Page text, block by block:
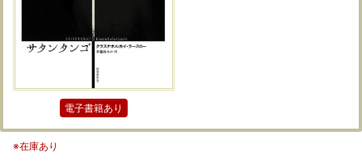
電子書籍あり
※在庫あり